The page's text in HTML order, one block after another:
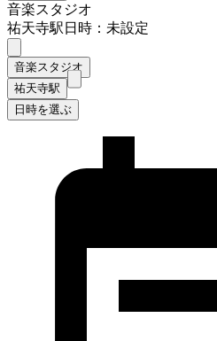
音楽スタジオ
祐天寺駅日時：未設定
音楽スタジオ
祐天寺駅
日時を選ぶ